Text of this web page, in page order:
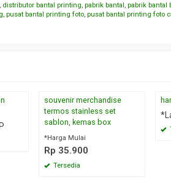
, distributor bantal printing,pabrik bantal,pabrik bantal
,pusat bantal printing foto,pusat bantal printing foto
souvenir merchandise
termos stainless set
sablon, kemas box
*Harga Mulai
Rp 35.900
Tersedia